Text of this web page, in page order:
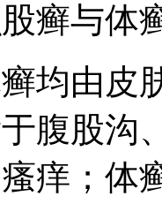
癣与体
均由皮
腹股沟
痒；体